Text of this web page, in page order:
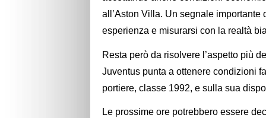
all’Aston Villa. Un segnale
esperienza e misurarsi con la realtà
Resta però da risolvere l’aspetto più
Juventus punta a ottenere condizioni
portiere, classe 1992, e sulla sua
Le prossime ore potrebbero essere